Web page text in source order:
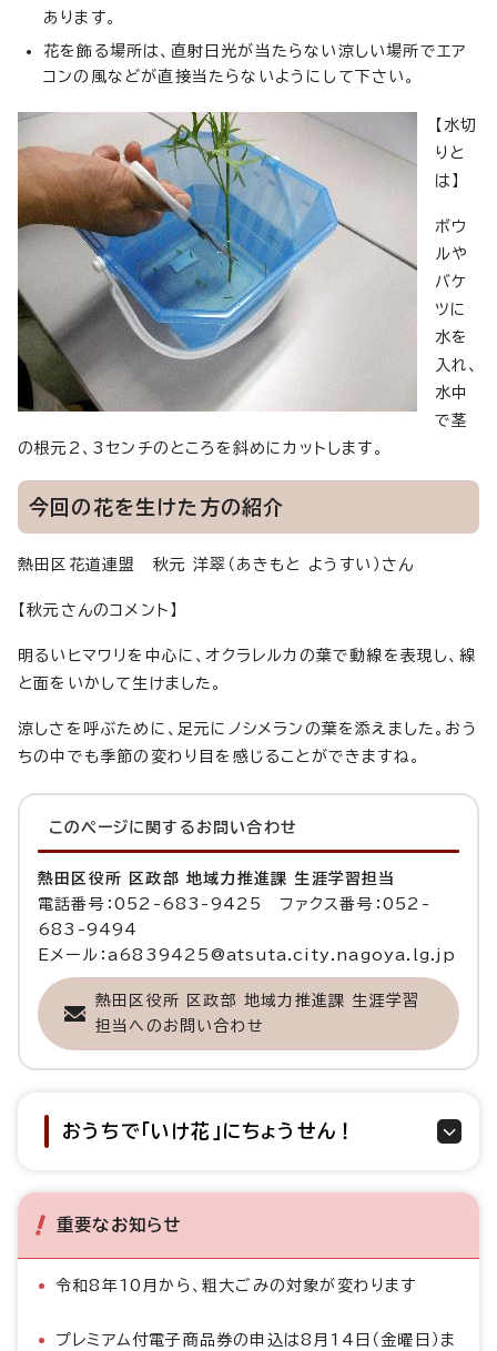
あります。
花を飾る場所は、直射日光が当たらない涼しい場所でエア
コンの風などが直接当たらないようにして下さい。
【水切
りと
は】
ボウ
ルや
バケ
ツに
水を
入れ、
水中
で茎
の根元2、3センチのところを斜めにカットします。
今回の花を生けた方の紹介
熱田区花道連盟 秋元 洋翠（あきもと ようすい）さん
【秋元さんのコメント】
明るいヒマワリを中心に、オクラレルカの葉で動線を表現し、線
と面をいかして生けました。
涼しさを呼ぶために、足元にノシメランの葉を添えました。おう
ちの中でも季節の変わり目を感じることができますね。
このページに関する お問い合わせ
熱田区役所 区政部 地域力推進課 生涯学習担当
電話番号：052-683-9425 ファクス番号：052-
683-9494
Eメール：a6839425@atsuta.city.nagoya.lg.jp
熱田区役所 区政部 地域力推進課 生涯学習
担当へのお問い合わせ
おうちで「いけ花」にちょうせん！
重要なお知らせ
令和8年10月から、粗大ごみの対象が変わります
プレミアム付電子商品券の申込は8月14日（金曜日）ま